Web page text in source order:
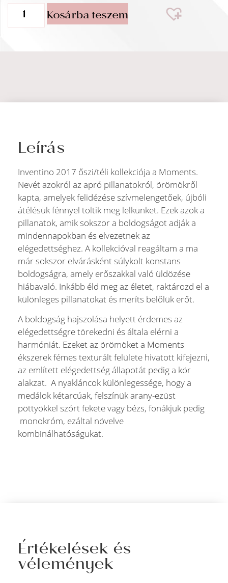
Kosárba teszem
Leírás
Inventino 2017 őszi/téli kollekciója a Moments.
Nevét azokról az apró pillanatokról, örömökről
kapta, amelyek felidézése szívmelengetőek, újbóli
átélésük fénnyel töltik meg lelkünket. Ezek azok a
pillanatok, amik sokszor a boldogságot adják a
mindennapokban és elvezetnek az
elégedettséghez. A kollekcióval reagáltam a ma
már sokszor elvárásként súlykolt konstans
boldogságra, amely erőszakkal való üldözése
hiábavaló. Inkább éld meg az életet, raktározd el a
különleges pillanatokat és meríts belőlük erőt.
A boldogság hajszolása helyett érdemes az
elégedettségre törekedni és általa elérni a
harmóniát. Ezeket az örömöket a Moments
ékszerek fémes texturált felülete hivatott kifejezni,
az említett elégedettség állapotát pedig a kör
alakzat. A nyakláncok különlegessége, hogy a
medálok kétarcúak, felszínük arany-ezüst
pöttyökkel szórt fekete vagy bézs, fonákjuk pedig
monokróm, ezáltal növelve
kombinálhatóságukat.
Értékelések és
vélemények